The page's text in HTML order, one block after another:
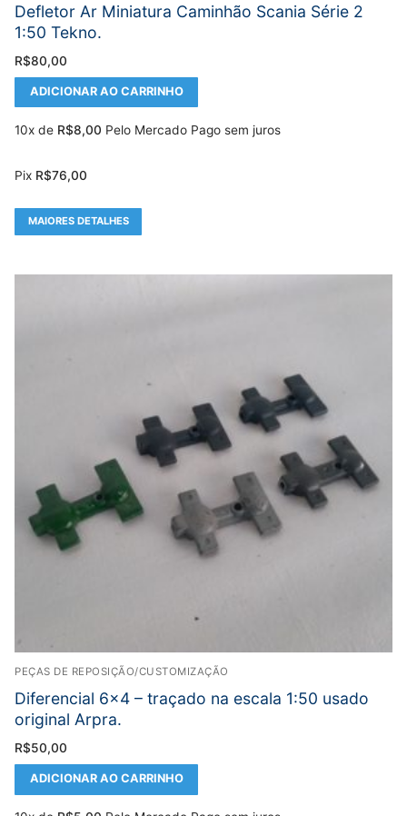
Defletor Ar Miniatura Caminhão Scania Série 2
1:50 Tekno.
R$80,00
ADICIONAR AO CARRINHO
10x de R$8,00 Pelo Mercado Pago sem juros
Pix R$76,00
MAIORES DETALHES
PEÇAS DE REPOSIÇÃO/CUSTOMIZAÇÃO
Diferencial 6×4 – traçado na escala 1:50 usado
original Arpra.
R$50,00
ADICIONAR AO CARRINHO